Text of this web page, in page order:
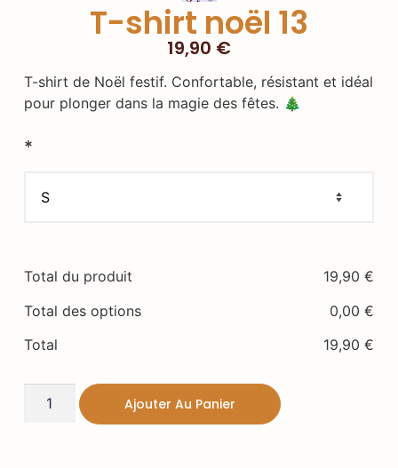
T-shirt noël 13
19,90 €
T-shirt de Noël festif. Confortable, résistant et idéal
pour plonger dans la magie des fêtes. 🎄
*
Total du produit 19,90€
Total des options
0,00€
Total
19,90€
Ajouter Au Panier